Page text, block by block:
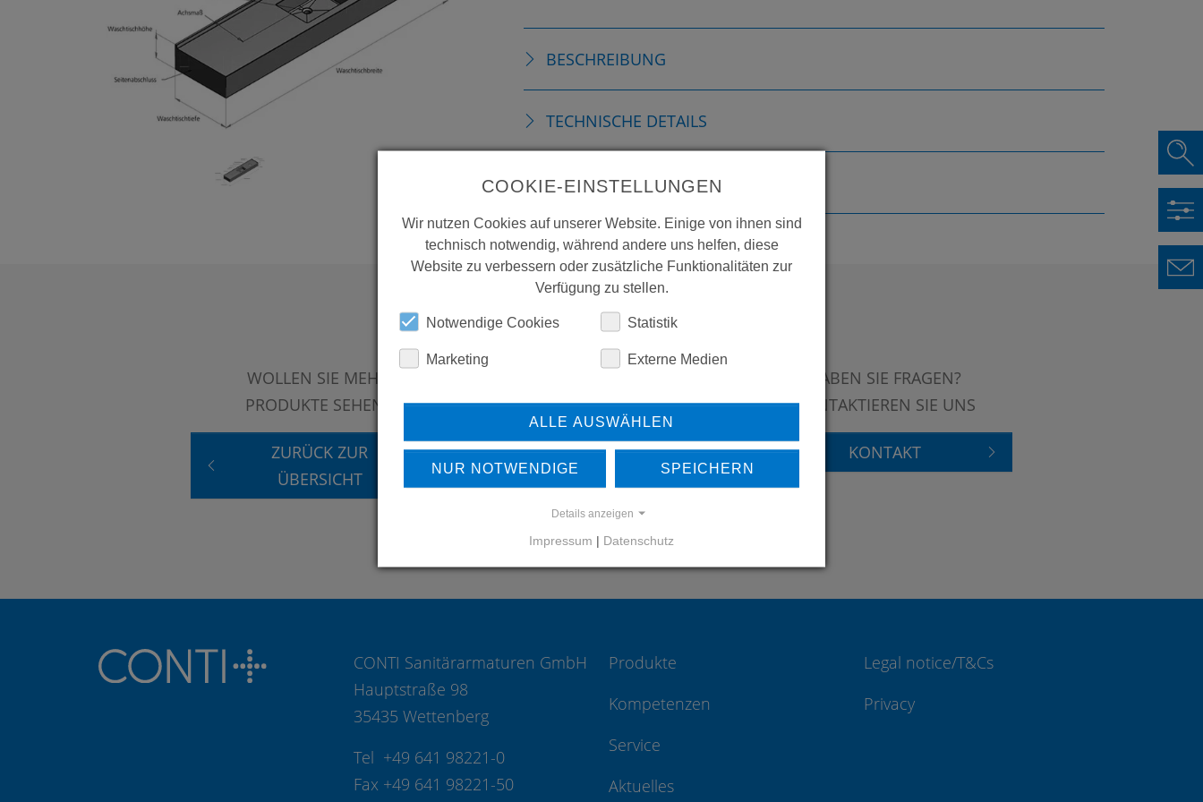
BESCHREIBUNG
TECHNISCHE DETAILS
DOWNLOADS
WOLLEN SIE MEHR
PRODUKTE SEHEN?
ZURÜCK ZUR
ÜBERSICHT
UNSERE REFERENZEN
REFERENZEN
HABEN SIE FRAGEN?
KONTAKTIEREN SIE UNS
KONTAKT
CONTI Sanitärarmaturen GmbH
Hauptstraße 98
35435 Wettenberg
Tel +49 641 98221-0
Fax +49 641 98221-50
Produkte
Kompetenzen
Service
Aktuelles
Legal notice/T&Cs
Privacy
COOKIE-EINSTELLUNGEN
Wir nutzen Cookies auf unserer Website. Einige von ihnen sind
technisch notwendig, während andere uns helfen, diese
Website zu verbessern oder zusätzliche Funktionalitäten zur
Verfügung zu stellen.
Notwendige Cookies Statistik
Marketing Externe Medien
ALLE AUSWÄHLEN
NUR NOTWENDIGE SPEICHERN
Details anzeigen
Impressum | Datenschutz